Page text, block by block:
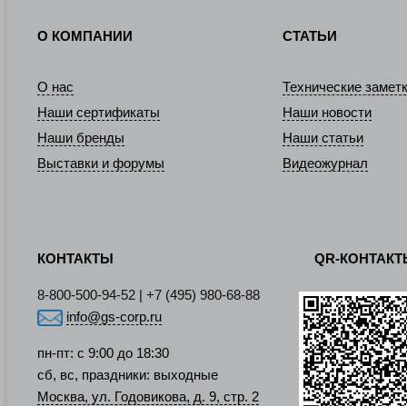
О КОМПАНИИ
О нас
Наши сертификаты
Наши бренды
Выставки и форумы
СТАТЬИ
Технические
Наши новости
Наши статьи
Видеожурнал
КОНТАКТЫ
8-800-500-94-52 | +7 (495) 980-68-88
info@gs-corp.ru
пн-пт: с 9:00 до 18:30
сб, вс, праздники: выходные
Москва, ул. Годовикова, д. 9, стр. 2
QR-